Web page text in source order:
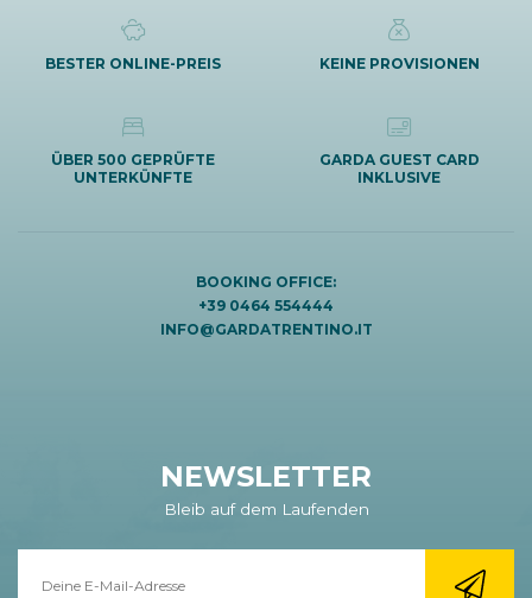
BESTER ONLINE-PREIS KEINE PROVISIONEN
ÜBER 500 GEPRÜFTE
UNTERKÜNFTE
GARDA GUEST CARD
INKLUSIVE
BOOKING OFFICE:
+39 0464 554444
INFO@GARDATRENTINO.IT
NEWSLETTER
Bleib auf dem Laufenden